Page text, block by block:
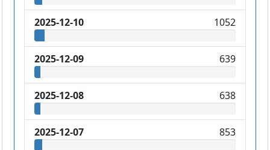
2025-12-10 1052
2025-12-09 639
2025-12-08 638
2025-12-07 853